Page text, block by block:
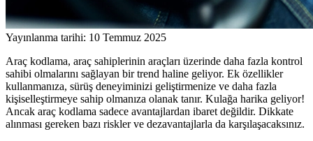
Yayınlanma tarihi: 10 Temmuz 2025
Araç kodlama, araç sahiplerinin araçları üzerinde daha fazla kontrol
sahibi olmalarını sağlayan bir trend haline geliyor. Ek özellikler
kullanmanıza, sürüş deneyiminizi geliştirmenize ve daha fazla
kişiselleştirmeye sahip olmanıza olanak tanır. Kulağa harika geliyor!
Ancak araç kodlama sadece avantajlardan ibaret değildir. Dikkate
alınması gereken bazı riskler ve dezavantajlarla da karşılaşacaksınız.